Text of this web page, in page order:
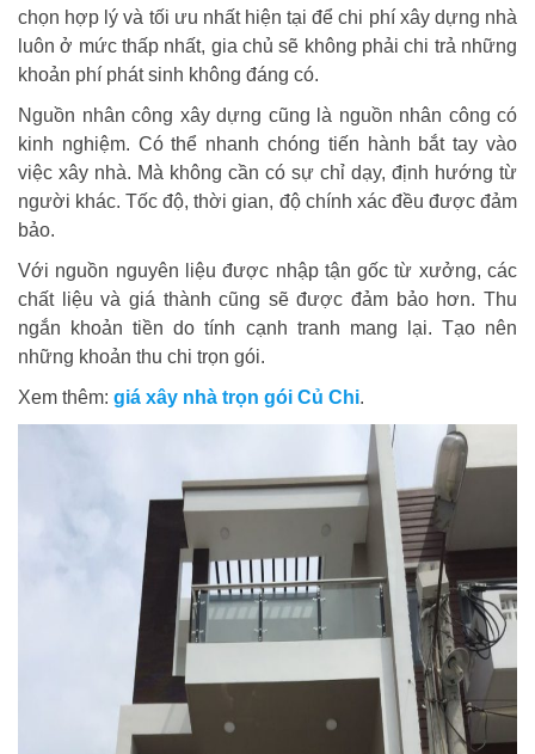
chọn hợp lý và tối ưu nhất hiện tại để chi phí xây dựng nhà
luôn ở mức thấp nhất, gia chủ sẽ không phải chi trả những
khoản phí phát sinh không đáng có.
Nguồn nhân công xây dựng cũng là nguồn nhân công có
kinh nghiệm. Có thể nhanh chóng tiến hành bắt tay vào
việc xây nhà. Mà không cần có sự chỉ dạy, định hướng từ
người khác. Tốc độ, thời gian, độ chính xác đều được đảm
bảo.
Với nguồn nguyên liệu được nhập tận gốc từ xưởng, các
chất liệu và giá thành cũng sẽ được đảm bảo hơn. Thu
ngắn khoản tiền do tính cạnh tranh mang lại. Tạo nên
những khoản thu chi trọn gói.
Xem thêm: giá xây nhà trọn gói Củ Chi.